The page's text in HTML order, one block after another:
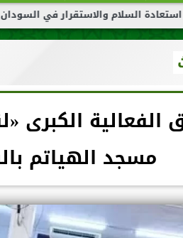
”ملاك في السودان
الفعالية الكبرى
مسجد الهياتم